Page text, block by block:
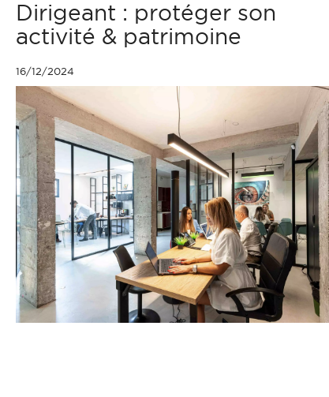
Dirigeant : protéger son
activité & patrimoine
16/12/2024